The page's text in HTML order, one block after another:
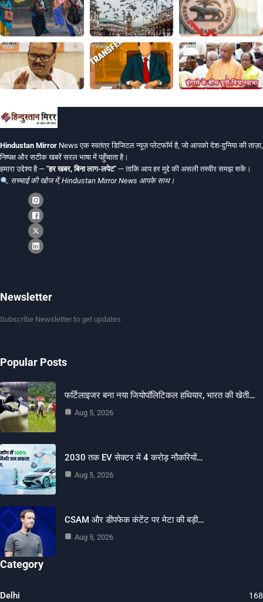
Hindustan Mirror News एक स्वतंत्र डिजिटल न्यूज़ प्लेटफॉर्म है, जो आपको देश-दुनिया की ताज़ा,
निष्पक्ष और सटीक खबरें सरल भाषा में पहुँचाता है।
हमारा उद्देश्य है — "हर खबर, बिना लाग-लपेट" — ताकि आप हर मुद्दे की असली तस्वीर समझ सकें।
सच्चाई की खोज में, Hindustan Mirror News आपके साथ।
Newsletter
Subscribe Newsletter to get updates
Popular Posts
फर्टिलाइजर बना नया जियोपॉलिटिकल हथियार, भारत की खेती…
Aug 5, 2026
2030 तक EV सेक्टर में 4 करोड़ नौकरियों…
Aug 5, 2026
CSAM और डीपफेक कंटेंट पर मेटा की बड़ी…
Aug 5, 2026
Category
Delhi